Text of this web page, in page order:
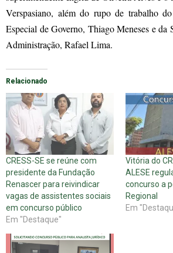
Verspasiano, além do rupo de trabalho
Especial de Governo, Thiago Meneses e da
Administração, Rafael Lima.
Relacionado
CRESS-SE se reúne com
presidente da Fundação
Renascer para reivindicar
vagas de assistentes sociais
em concurso público
Em "Destaque"
Vitória do
ALESE
concurso a
Regional
Em